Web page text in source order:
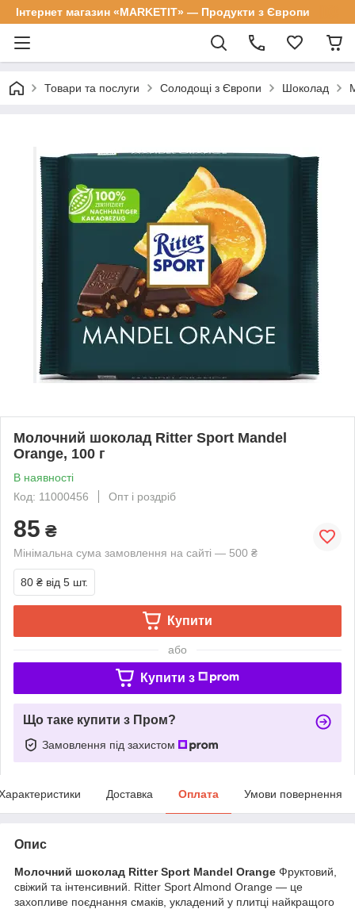
Інтернет магазин «MARKETIT» — Продукти з Європи
Товари та послуги Солодощі з Європи Шоколад
Молочний шоколад Ritter Sport Mandel
Orange, 100 г
В наявності
Код: 11000456
Опт і роздріб
85 ₴
Мінімальна сума замовлення на сайті — 500 ₴
80 ₴ від 5 шт.
Купити
або
Купити з
Що таке купити з Пром?
Замовлення під захистом
Доставка Оплата Умови повернення
Опис
Молочний шоколад Ritter Sport Mandel Orange Фруктовий,
свіжий та інтенсивний. Ritter Sport Almond Orange — це
захопливе поєднання смаків, укладений у плитці найкращого